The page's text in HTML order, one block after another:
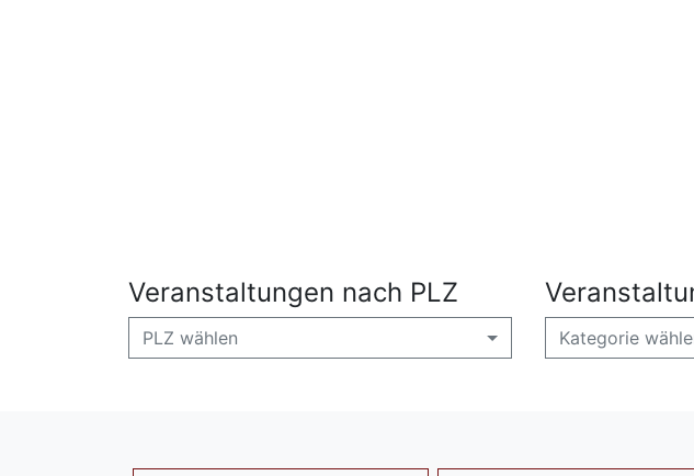
Veranstaltungen nach PLZ
PLZ wählen Kategorie